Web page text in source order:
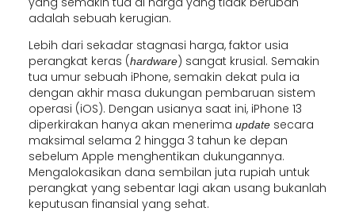
adalah sebuah kerugian.
Lebih dari sekadar stagnasi harga, faktor usia
perangkat keras (hardware) sangat krusial. Semakin
tua umur sebuah iPhone, semakin dekat pula ia
dengan akhir masa dukungan pembaruan sistem
operasi (iOS). Dengan usianya saat ini, iPhone 13
diperkirakan hanya akan menerima updatesecara
maksimal selama 2 hingga 3 tahun ke depan
sebelum Apple menghentikan dukungannya.
Mengalokasikan dana sembilan juta rupiah untuk
perangkat yang sebentar lagi akan usang bukanlah
keputusan finansial yang sehat.